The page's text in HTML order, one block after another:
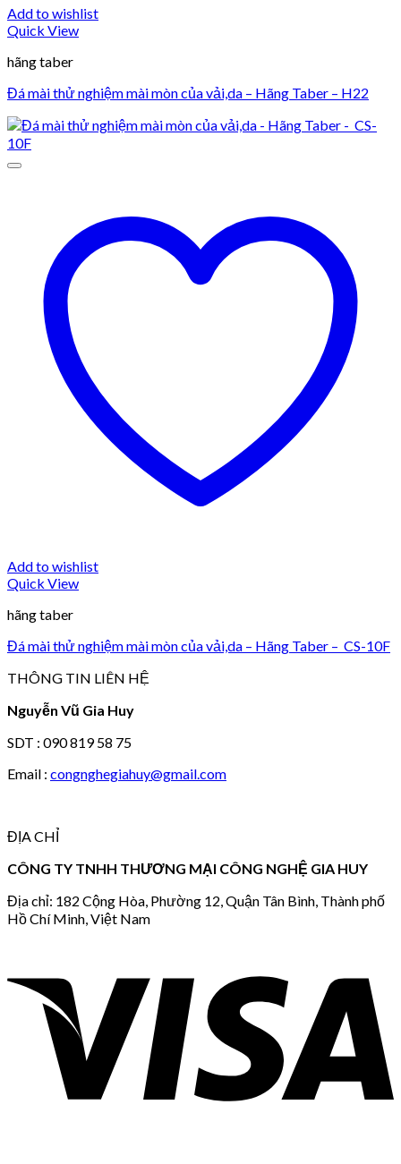
Add to wishlist
Quick View
hãng taber
Đá mài thử nghiệm mài mòn của vải,da – Hãng Taber – H22
Add to wishlist
Quick View
hãng taber
Đá mài thử nghiệm mài mòn của vải,da – Hãng Taber – CS-10F
THÔNG TIN LIÊN HỆ
Nguyễn Vũ Gia Huy
SDT : 090 819 58 75
Email : congnghegiahuy@gmail.com
ĐỊA CHỈ
CÔNG TY TNHH THƯƠNG MẠI CÔNG NGHỆ GIA HUY
Địa chỉ: 182 Cộng Hòa, Phường 12, Quận Tân Bình, Thành phố
Hồ Chí Minh, Việt Nam